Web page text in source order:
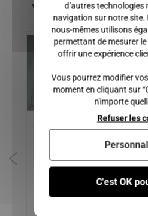
Vous pourriez
SUPPORT DEMARREUR
d’autres technologies
navigation sur notre site.
nous-mêmes utilisons
permettant de mesurer
offrir une expérience
Vous pourrez modifier
moment en cliquant sur
n'importe
C'est OK
Refuser les